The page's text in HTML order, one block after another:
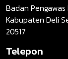
Badan
Kabupaten Deli
20517
Telepon